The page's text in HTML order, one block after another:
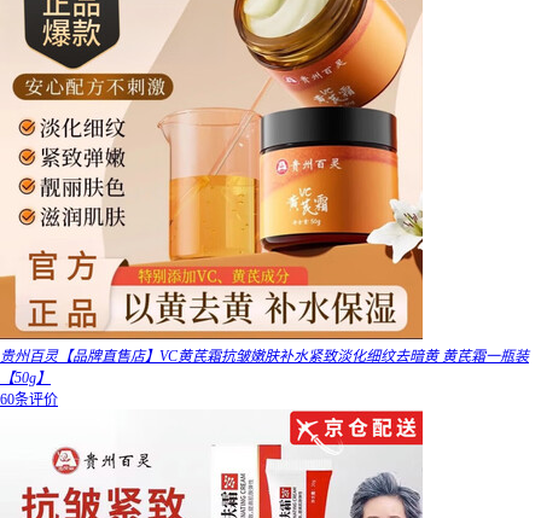
贵州百灵【品牌直售店】VC黄芪霜抗皱嫩肤补水紧致淡化细纹去暗黄 黄芪霜一瓶装
【50g】
60条评价